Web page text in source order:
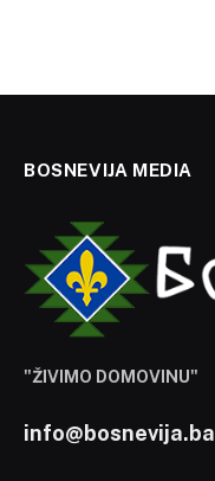
BOSNEVIJA MEDIA
"ŽIVIMO DOMOVINU"
info@bosnevija.ba